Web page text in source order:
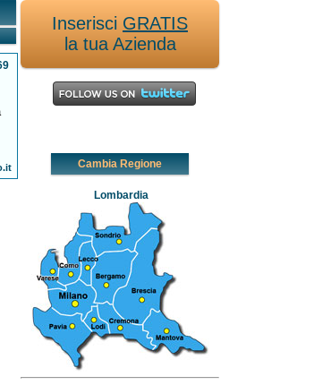
Inserisci GRATIS
la tua Azienda
Cambia Regione
Lombardia